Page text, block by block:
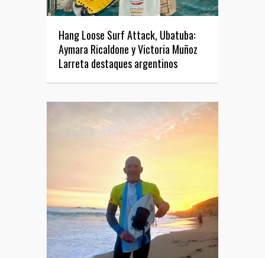
Hang Loose Surf Attack, Ubatuba:
Aymara Ricaldone y Victoria Muñoz
Larreta destaques argentinos